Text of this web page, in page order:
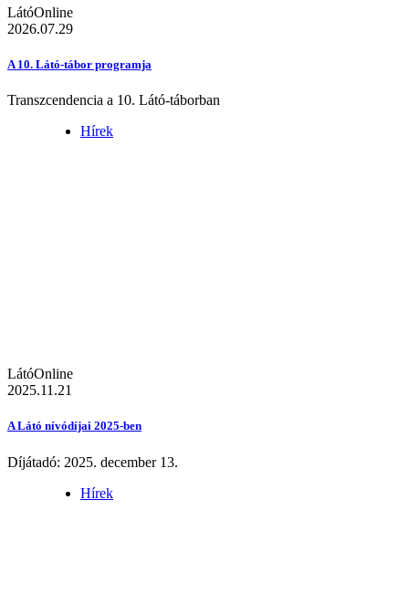
LátóOnline
2026.07.29
A 10. Látó-tábor programja
Transzcendencia a 10. Látó-táborban
Hírek
LátóOnline
2025.11.21
A Látó nívódíjai 2025-ben
Díjátadó: 2025. december 13.
Hírek